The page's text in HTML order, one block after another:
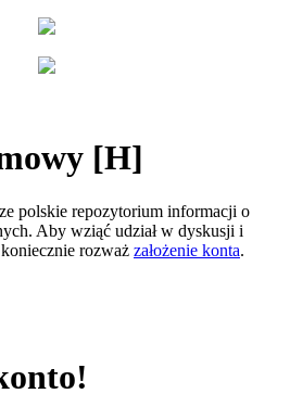
[H]
polskie repozytorium informacji o
Aby wziąć udział w dyskusji i
rozważ założenie konta.